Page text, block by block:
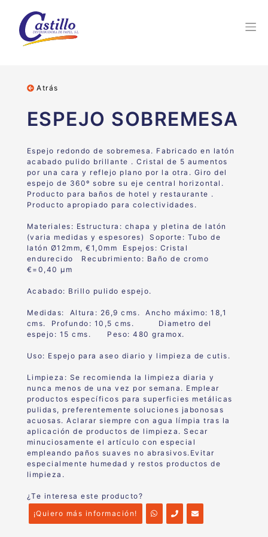
Atrás
ESPEJO SOBREMESA
Espejo redondo de sobremesa. Fabricado en latón
acabado pulido brillante . Cristal de 5 aumentos
por una cara y reflejo plano por la otra. Giro del
espejo de 360º sobre su eje central horizontal.
Producto para baños de hotel y restaurante .
Producto apropiado para colectividades.
Materiales: Estructura: chapa y pletina de latón
(varia medidas y espesores) Soporte: Tubo de
latón Ø12mm, €1,0mm Espejos: Cristal
endurecido Recubrimiento: Baño de cromo
€=0,40 μm
Acabado: Brillo pulido espejo.
Medidas: Altura: 26,9 cms. Ancho máximo: 18,1
cms. Profundo: 10,5 cms. Diametro del
espejo: 15 cms. Peso: 480 gramox.
Uso: Espejo para aseo diario y limpieza de cutis.
Limpieza: Se recomienda la limpieza diaria y
nunca menos de una vez por semana. Emplear
productos específicos para superficies metálicas
pulidas, preferentemente soluciones jabonosas
acuosas. Aclarar siempre con agua límpia tras la
aplicación de productos de limpieza. Secar
minuciosamente el artículo con especial
empleando paños suaves no abrasivos.Evitar
especialmente humedad y restos productos de
limpieza.
¿Te interesa este producto?
¡Quiero más información!